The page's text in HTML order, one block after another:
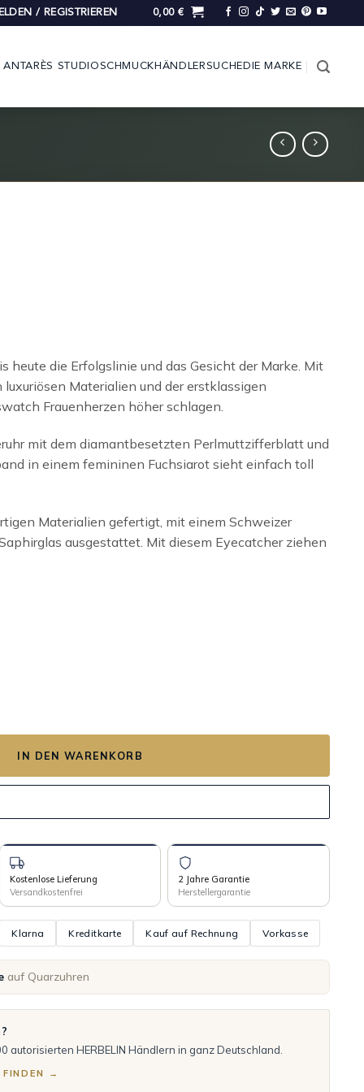
/ REGISTRIEREN 0,00 €
ANTARÈS STUDIOSCHMUCK HÄNDLERSUCHE DIE MARKE
heute die Erfolgslinie und das Gesicht der Marke. Mit
Materialien und der erstklassigen
Frauenherzen höher schlagen.
mit dem diamantbesetzten Perlmuttzifferblatt und
in einem femininen Fuchsiarot sieht einfach toll
Materialien gefertigt, mit einem Schweizer
ausgestattet. Mit diesem Eyecatcher ziehen
IN DEN WARENKORB
Kostenlose Lieferung
Versandkostenfrei
2 Jahre Garantie
Herstellergarantie
Klarna Kreditkarte Kauf auf Rechnung Vorkasse
auf Quarzuhren
autorisierten HERBELIN Händlern in ganz Deutschland.
FINDEN →